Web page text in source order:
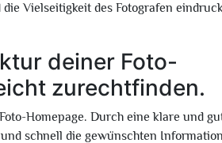
Vielseitigkeit des Fotografen
deiner Foto-
zurechtfinden.
Homepage. Durch eine klare und
schnell die gewünschten